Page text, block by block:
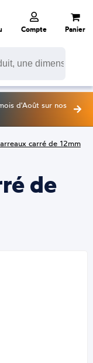
Compte Panier
d'Août sur nos
carré de 12mm
de